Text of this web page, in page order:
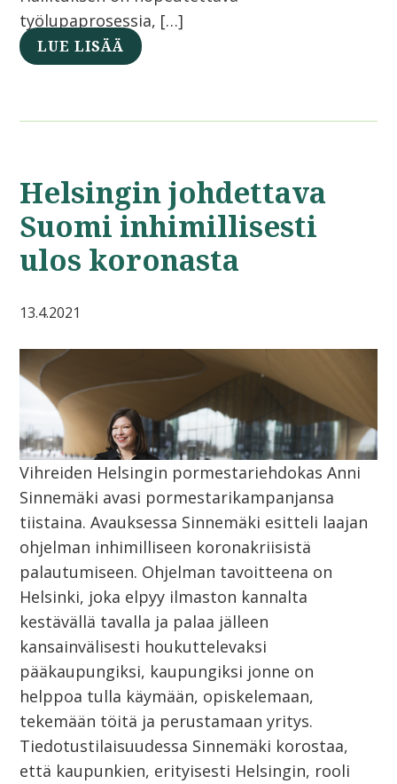
työlupaprosessia, […]
LUE LISÄÄ
Helsingin johdettava
Suomi inhimillisesti
ulos koronasta
13.4.2021
Vihreiden Helsingin pormestariehdokas Anni
Sinnemäki avasi pormestarikampanjansa
tiistaina. Avauksessa Sinnemäki esitteli laajan
ohjelman inhimilliseen koronakriisistä
palautumiseen. Ohjelman tavoitteena on
Helsinki, joka elpyy ilmaston kannalta
kestävällä tavalla ja palaa jälleen
kansainvälisesti houkuttelevaksi
pääkaupungiksi, kaupungiksi jonne on
helppoa tulla käymään, opiskelemaan,
tekemään töitä ja perustamaan yritys.
Tiedotustilaisuudessa Sinnemäki korostaa,
että kaupunkien, erityisesti Helsingin, rooli